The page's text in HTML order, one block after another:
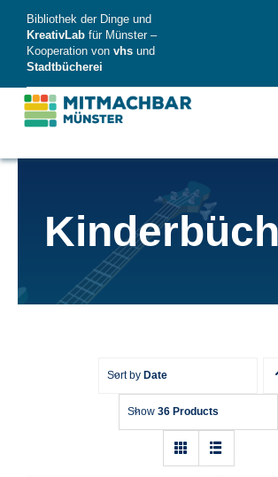
content
Bibliothek der Dinge und
KreativLab für Münster –
Kooperation von vhs und
Stadtbücherei
Dinge
News
Sort by Date
Show 36 Products